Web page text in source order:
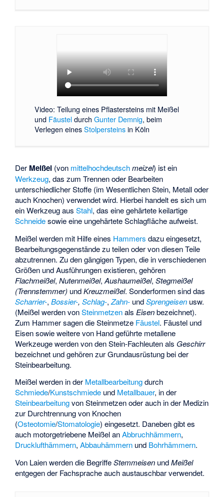
Video: Teilung eines Pflastersteins mit Meißel
und Fäusteldurch Gunter Demnig, beim
Verlegen einesStolpersteinsin Köln
Der Meißel (von mittelhochdeutsch meizel) ist ein
Werkzeug, das zum Trennen oder Bearbeiten
unterschiedlicher Stoffe (im Wesentlichen Stein, Metall oder
auch Knochen) verwendet wird. Hierbei handelt es sich um
ein Werkzeug ausStahl, das eine gehärtete keilartige
Schneidesowie eine ungehärtete Schlagfläche aufweist.
Meißel werden mit Hilfe eines Hammers dazu eingesetzt,
Bearbeitungsgegenstände zu teilen oder von diesen Teile
abzutrennen. Zu den gängigen Typen, die in verschiedenen
Größen und Ausführungen existieren, gehören
Flachmeißel,Nutenmeißel,Aushaumeißel,Stegmeißel
(Trennstemmer) undKreuzmeißel. Sonderformen sind das
Scharrier-,Bossier-, Schlag-,Zahn- undSprengeisen usw.
(Meißel werden vonSteinmetzenals Eisenbezeichnet).
Zum Hammer sagen die Steinmetze Fäustel. Fäustel und
Eisen sowie weitere von Hand geführte metallene
Werkzeuge werden von den Stein-Fachleuten als Geschirr
bezeichnet und gehören zur Grundausrüstung bei der
Steinbearbeitung.
Meißel werden in der Metallbearbeitungdurch
Schmiede/Kunstschmiede und Metallbauer, in der
Steinbearbeitungvon Steinmetzen oder auch in der Medizin
zur Durchtrennung von Knochen
(Osteotomie/Stomatologie) eingesetzt. Daneben gibt es
auch motorgetriebene Meißel anAbbruchhämmern,
Drucklufthämmern,Abbauhämmern und Bohrhämmern.
Von Laien werden die BegriffeStemmeisen undMeißel
entgegen der Fachsprache auch austauschbar verwendet.